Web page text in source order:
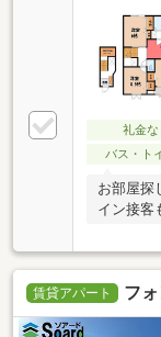
礼金な
バス・ト
お部屋探
イン接客
賃貸アパート フ